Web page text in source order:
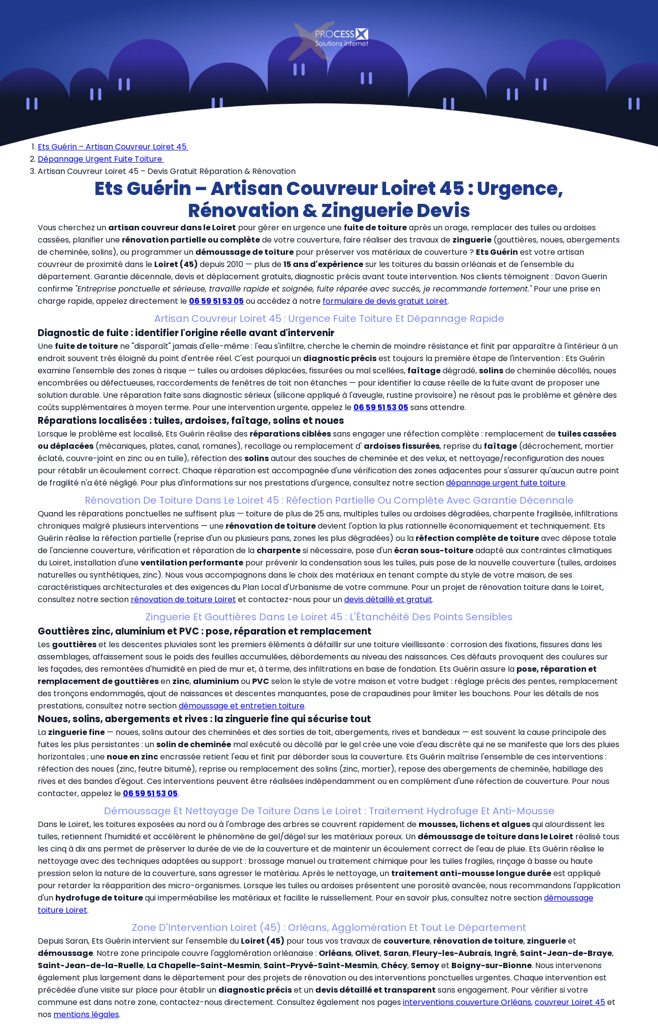
Ets Guérin – Artisan Couvreur Loiret 45
Dépannage Urgent Fuite Toiture
Artisan Couvreur Loiret 45 – Devis Gratuit Réparation & Rénovation
Ets Guérin – Artisan Couvreur Loiret 45 : Urgence,
Rénovation & Zinguerie Devis
Vous cherchez un artisan couvreur dans le Loiret pour gérer en urgence une fuite de toitureaprès un orage, remplacer des tuiles ou ardoises
cassées, planifier une rénovation partielle ou complètede votre couverture, faire réaliser des travaux de zinguerie (gouttières, noues, abergements
de cheminée, solins), ou programmer un démoussage de toiture pour préserver vos matériaux de couverture ? Ets Guérin est votre artisan
couvreur de proximité dans le Loiret (45) depuis 2010 — plus de15 ans d'expériencesur les toitures du bassin orléanais et de l'ensemble du
département. Garantie décennale, devis et déplacement gratuits, diagnostic précis avant toute intervention. Nos clients témoignent : Davon Guerin
confirme "Entreprise ponctuelle et sérieuse, travaille rapide et soignée, fuite réparée avec succès, je recommande fortement."Pour une prise en
charge rapide, appelez directement le 06 59 51 53 05 ou accédez à notre formulaire de devis gratuit Loiret.
Artisan Couvreur Loiret 45 : Urgence Fuite Toiture Et Dépannage Rapide
Diagnostic de fuite : identifier l'origine réelle avant d'intervenir
Une fuite de toiture ne "disparaît" jamais d'elle-même : l'eau s'infiltre, cherche le chemin de moindre résistance et finit par apparaître à l'intérieur à un
endroit souvent très éloigné du point d'entrée réel. C'est pourquoi un diagnostic précisest toujours la première étape de l'intervention : Ets Guérin
examine l'ensemble des zones à risque — tuiles ou ardoises déplacées, fissurées ou mal scellées, faîtagedégradé,solinsde cheminée décollés, noues
encombrées ou défectueuses, raccordements de fenêtres de toit non étanches — pour identifier la cause réelle de la fuite avant de proposer une
solution durable. Une réparation faite sans diagnostic sérieux (silicone appliqué à l'aveugle, rustine provisoire) ne résout pas le problème et génère des
coûts supplémentaires à moyen terme. Pour une intervention urgente, appelez le 06 59 51 53 05 sans attendre.
Réparations localisées : tuiles, ardoises, faîtage, solins et noues
Lorsque le problème est localisé, Ets Guérin réalise des réparations cibléessans engager une réfection complète : remplacement de tuiles cassées
ou déplacées (mécaniques, plates, canal, romanes), recollage ou remplacement d' ardoises fissurées, reprise du faîtage (décrochement, mortier
éclaté, couvre-joint en zinc ou en tuile), réfection dessolinsautour des souches de cheminée et des velux, et nettoyage/reconfiguration des noues
pour rétablir un écoulement correct. Chaque réparation est accompagnée d'une vérification des zones adjacentes pour s'assurer qu'aucun autre point
de fragilité n'a été négligé. Pour plus d'informations sur nos prestations d'urgence, consultez notre sectiondépannage urgent fuite toiture.
Rénovation De Toiture Dans Le Loiret 45 : Réfection Partielle Ou Complète Avec Garantie Décennale
Quand les réparations ponctuelles ne suffisent plus — toiture de plus de 25 ans, multiples tuiles ou ardoises dégradées, charpente fragilisée, infiltrations
chroniques malgré plusieurs interventions — une rénovation de toituredevient l'option la plus rationnelle économiquement et techniquement. Ets
Guérin réalise la réfection partielle (reprise d'un ou plusieurs pans, zones les plus dégradées) ou la réfection complète de toitureavec dépose totale
de l'ancienne couverture, vérification et réparation de la charpentesi nécessaire, pose d'unécran sous-toitureadapté aux contraintes climatiques
du Loiret, installation d'uneventilation performante pour prévenir la condensation sous les tuiles, puis pose de la nouvelle couverture (tuiles, ardoises
naturelles ou synthétiques, zinc). Nous vous accompagnons dans le choix des matériaux en tenant compte du style de votre maison, de ses
caractéristiques architecturales et des exigences du Plan Local d'Urbanisme de votre commune. Pour un projet de rénovation toiture dans le Loiret,
consultez notre section rénovation de toiture Loiret et contactez-nous pour undevis détaillé et gratuit.
Zinguerie Et Gouttières Dans Le Loiret 45 : L'Étanchéité Des Points Sensibles
Gouttières zinc, aluminium et PVC : pose, réparation et remplacement
Les gouttièreset les descentes pluviales sont les premiers éléments à défaillir sur une toiture vieillissante : corrosion des fixations, fissures dans les
assemblages, affaissement sous le poids des feuilles accumulées, débordements au niveau des naissances. Ces défauts provoquent des coulures sur
les façades, des remontées d'humidité en pied de mur et, à terme, des infiltrations en base de fondation. Ets Guérin assure la pose, réparation et
remplacement de gouttièresen zinc, aluminiumou PVC selon le style de votre maison et votre budget : réglage précis des pentes, remplacement
des tronçons endommagés, ajout de naissances et descentes manquantes, pose de crapaudines pour limiter les bouchons. Pour les détails de nos
prestations, consultez notre sectiondémoussage et entretien toiture.
Noues, solins, abergements et rives : la zinguerie fine qui sécurise tout
La zinguerie fine — noues, solins autour des cheminées et des sorties de toit, abergements, rives et bandeaux — est souvent la cause principale des
fuites les plus persistantes : unsolin de cheminée mal exécuté ou décollé par le gel crée une voie d'eau discrète qui ne se manifeste que lors des pluies
horizontales ; une noue en zincencrassée retient l'eau et finit par déborder sous la couverture. Ets Guérin maîtrise l'ensemble de ces interventions :
réfection des noues (zinc, feutre bitumé), reprise ou remplacement des solins (zinc, mortier), repose des abergements de cheminée, habillage des
rives et des bandes d'égout. Ces interventions peuvent être réalisées indépendamment ou en complément d'une réfection de couverture. Pour nous
contacter, appelez le 06 59 51 53 05.
Démoussage Et Nettoyage De Toiture Dans Le Loiret : Traitement Hydrofuge Et Anti-Mousse
Dans le Loiret, les toitures exposées au nord ou à l'ombrage des arbres se couvrent rapidement de mousses, lichens et alguesqui alourdissent les
tuiles, retiennent l'humidité et accélèrent le phénomène de gel/dégel sur les matériaux poreux. Un démoussage de toiture dans le Loiret réalisé tous
les cinq à dix ans permet de préserver la durée de vie de la couverture et de maintenir un écoulement correct de l'eau de pluie. Ets Guérin réalise le
nettoyage avec des techniques adaptées au support : brossage manuel ou traitement chimique pour les tuiles fragiles, rinçage à basse ou haute
pression selon la nature de la couverture, sans agresser le matériau. Après le nettoyage, un traitement anti-mousse longue duréeest appliqué
pour retarder la réapparition des micro-organismes. Lorsque les tuiles ou ardoises présentent une porosité avancée, nous recommandons l'application
d'un hydrofuge de toiturequi imperméabilise les matériaux et facilite le ruissellement. Pour en savoir plus, consultez notre sectiondémoussage
toiture Loiret.
Zone D'Intervention Loiret (45) : Orléans, Agglomération Et Tout Le Département
Depuis Saran, Ets Guérin intervient sur l'ensemble du Loiret (45) pour tous vos travaux de couverture, rénovation de toiture, zinguerieet
démoussage. Notre zone principale couvre l'agglomération orléanaise : Orléans, Olivet, Saran, Fleury-les-Aubrais, Ingré, Saint-Jean-de-Braye,
Saint-Jean-de-la-Ruelle, La Chapelle-Saint-Mesmin, Saint-Pryvé-Saint-Mesmin, Chécy, Semoyet Boigny-sur-Bionne. Nous intervenons
également plus largement dans le département pour des projets de rénovation ou des interventions ponctuelles urgentes. Chaque intervention est
précédée d'une visite sur place pour établir un diagnostic préciset un devis détaillé et transparent sans engagement. Pour vérifier si votre
commune est dans notre zone, contactez-nous directement. Consultez également nos pagesinterventions couverture Orléans,couvreur Loiret 45et
nos mentions légales.